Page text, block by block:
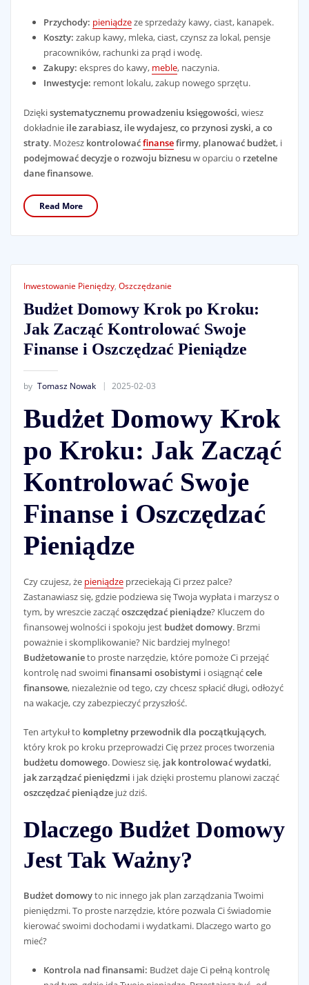
Przychody: pieniądzeze sprzedaży kawy, ciast, kanapek.
Koszty: zakup kawy, mleka, ciast, czynsz za lokal, pensje
pracowników, rachunki za prąd i wodę.
Zakupy: ekspres do kawy, meble, naczynia.
Inwestycje: remont lokalu, zakup nowego sprzętu.
Dziękisystematycznemu prowadzeniu księgowości, wiesz
dokładnie ile zarabiasz, ile wydajesz, co przynosi zyski, a co
straty. Możesz kontrolowaćfinansefirmy, planować budżet, i
podejmować decyzje o rozwoju biznesuw oparciu o rzetelne
dane finansowe.
Read More
Inwestowanie Pieniędzy, Oszczędzanie
Budżet Domowy Krok po Kroku:
Jak Zacząć Kontrolować Swoje
Finanse i Oszczędzać Pieniądze
by Tomasz Nowak 2025-02-03
Budżet Domowy Krok
po Kroku: Jak Zacząć
Kontrolować Swoje
Finanse i Oszczędzać
Pieniądze
Czy czujesz, że pieniądzeprzeciekają Ci przez palce?
Zastanawiasz się, gdzie podziewa się Twoja wypłata i marzysz o
tym, by wreszcie zacząćoszczędzać pieniądze? Kluczem do
finansowej wolności i spokoju jest budżet domowy. Brzmi
poważnie i skomplikowanie? Nic bardziej mylnego!
Budżetowanieto proste narzędzie, które pomoże Ci przejąć
kontrolę nad swoimifinansami osobistymi i osiągnąćcele
finansowe, niezależnie od tego, czy chcesz spłacić długi, odłożyć
na wakacje, czy zabezpieczyć przyszłość.
Ten artykuł to kompletny przewodnik dla początkujących,
który krok po kroku przeprowadzi Cię przez proces tworzenia
budżetu domowego. Dowiesz się, jak kontrolować wydatki,
jak zarządzać pieniędzmi i jak dzięki prostemu planowi zacząć
oszczędzać pieniądzejuż dziś.
Dlaczego Budżet Domowy
Jest Tak Ważny?
Budżet domowyto nic innego jak plan zarządzania Twoimi
pieniędzmi. To proste narzędzie, które pozwala Ci świadomie
kierować swoimi dochodami i wydatkami. Dlaczego warto go
mieć?
Kontrola nad finansami: Budżet daje Ci pełną kontrolę